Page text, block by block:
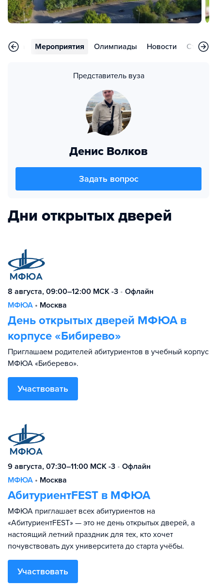
Мероприятия Олимпиады Новости Статьи
Представитель вуза
Денис Волков
Задать вопрос
Дни открытых дверей
8 августа, 09:00–12:00 МСК -3 • Офлайн
МФЮА • Москва
День открытых дверей МФЮА в
корпусе «Бибирево»
Приглашаем родителей абитуриентов в учебный корпус
МФЮА «Биберево».
Участвовать
9 августа, 07:30–11:00 МСК -3 • Офлайн
МФЮА • Москва
АбитуриентFEST в МФЮА
МФЮА приглашает всех абитуриентов на
«АбитуриентFEST» — это не день открытых дверей, а
настоящий летний праздник для тех, кто хочет
почувствовать дух университета до старта учёбы.
Участвовать